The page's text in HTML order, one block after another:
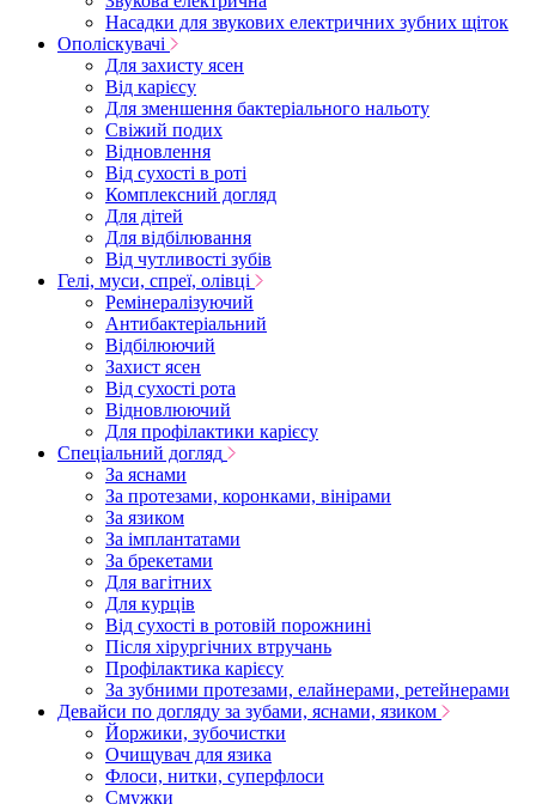
Насадки для звукових електричних зубних щіток
Ополіскувачі
Для захисту ясен
Від карієсу
Для зменшення бактеріального нальоту
Свіжий подих
Відновлення
Від сухості в роті
Комплексний догляд
Для дітей
Для відбілювання
Від чутливості зубів
Гелі, муси, спреї, олівці
Ремінералізуючий
Антибактеріальний
Відбілюючий
Захист ясен
Від сухості рота
Відновлюючий
Для профілактики карієсу
Спеціальний догляд
За яснами
За протезами, коронками, вінірами
За язиком
За імплантатами
За брекетами
Для вагітних
Для курців
Від сухості в ротовій порожнині
Після хірургічних втручань
Профілактика карієсу
За зубними протезами, елайнерами, ретейнерами
Девайси по догляду за зубами, яснами, язиком
Йоржики, зубочистки
Очищувач для язика
Флоси, нитки, суперфлоси
Смужки